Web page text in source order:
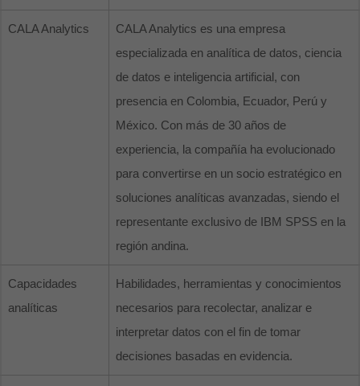
CALA Analytics
CALA Analytics es una empresa
especializada en analítica de datos, ciencia
de datos e inteligencia artificial, con
presencia en Colombia, Ecuador, Perú y
México. Con más de 30 años de
experiencia, la compañía ha evolucionado
para convertirse en un socio estratégico en
soluciones analíticas avanzadas, siendo el
representante exclusivo de IBM SPSS en la
región andina.
Capacidades
analíticas
Habilidades, herramientas y conocimientos
necesarios para recolectar, analizar e
interpretar datos con el fin de tomar
decisiones basadas en evidencia.